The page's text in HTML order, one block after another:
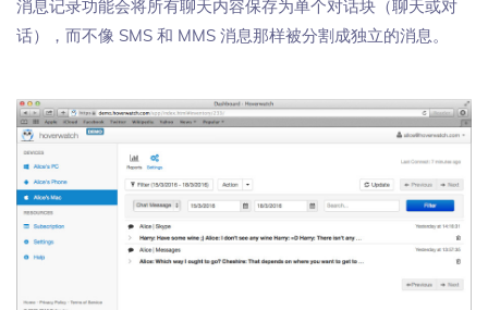
消息记录功能会将所有聊天内容保存为单个对话块（聊天或对
话），而不像 SMS 和 MMS 消息那样被分割成独立的消息。